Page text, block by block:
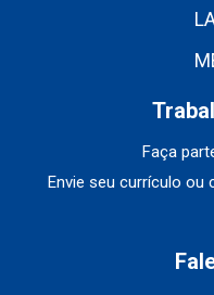
Faça
Envie seu currículo